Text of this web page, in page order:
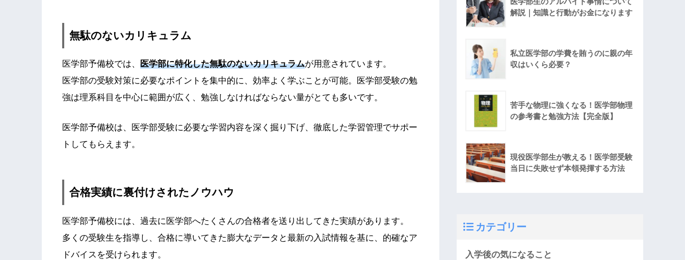
無駄のないカリキュラム
医学部予備校では、 医学部に特化した無駄のないカリキュラムが用意されています。
医学部の受験対策に必要なポイントを集中的に、効率よく学ぶことが可能。医学部受験の勉
強は理系科目を中心に範囲が広く、勉強しなければならない量がとても多いです。
医学部予備校は、医学部受験に必要な学習内容を深く掘り下げ、徹底した学習管理でサポー
トしてもらえます。
合格実績に裏付けされたノウハウ
医学部予備校には、過去に医学部へたくさんの合格者を送り出してきた実績があります。
多くの受験生を指導し、合格に導いてきた膨大なデータと最新の入試情報を基に、的確なア
ドバイスを受けられます。
解説｜知識と行動がお金になります
私立医学部の学費を賄うのに親の年
収はいくら必要？
苦手な物理に強くなる！医学部物理
の参考書と勉強方法【完全版】
現役医学部生が教える！医学部受験
当日に失敗せず本領発揮する方法
カテゴリー
入学後の気になること